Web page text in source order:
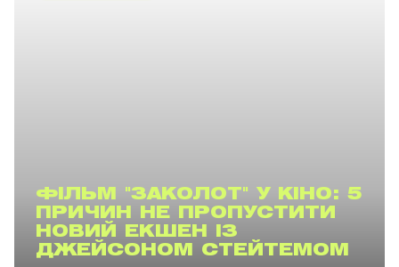
ФІЛЬМ "ЗАКОЛОТ" У КІНО: 5
ПРИЧИН НЕ ПРОПУСТИТИ
НОВИЙ ЕКШЕН ІЗ
ДЖЕЙСОНОМ СТЕЙТЕМОМ